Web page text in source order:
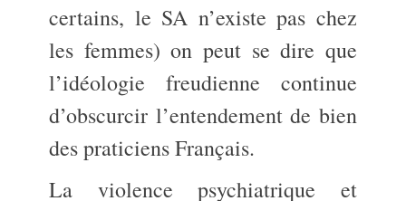
certains, le SA n’existe pas chez
les femmes) on peut se dire que
l’idéologie freudienne continue
d’obscurcir l’entendement de bien
des praticiens Français.
La violence psychiatrique et